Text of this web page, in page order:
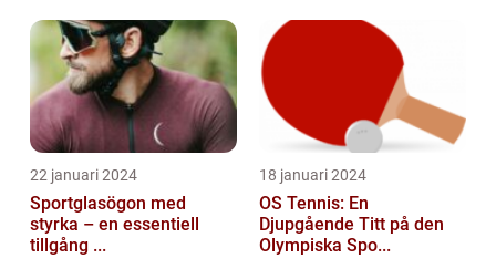
22 januari 2024
Sportglasögon med
styrka – en essentiell
tillgång ...
18 januari 2024
OS Tennis: En
Djupgående Titt på den
Olympiska Spo...